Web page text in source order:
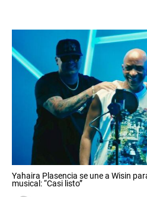
Yahaira Plasencia se une a Wisin
musical: “Casi listo”